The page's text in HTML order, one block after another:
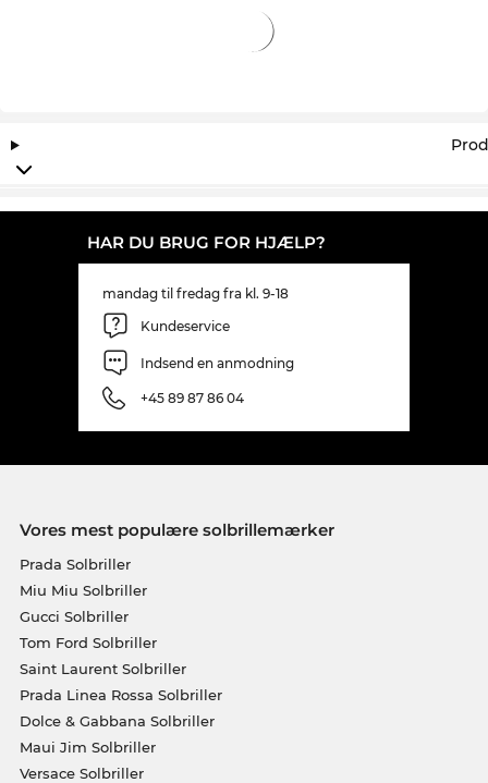
HAR DU BRUG FOR HJÆLP?
mandag til fredag fra kl. 9-18
Kundeservice
Indsend en anmodning
+45 89 87 86 04
Vores mest populære solbrillemærker
Prada Solbriller
Miu Miu Solbriller
Gucci Solbriller
Tom Ford Solbriller
Saint Laurent Solbriller
Prada Linea Rossa Solbriller
Dolce & Gabbana Solbriller
Maui Jim Solbriller
Versace Solbriller